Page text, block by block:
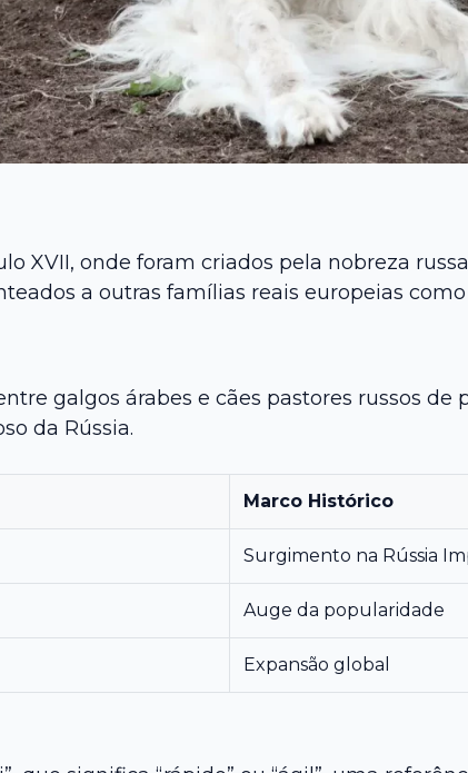
XVII, onde foram criados pela nobreza
a outras famílias reais europeias
galgos árabes e cães pastores russos
da Rússia.
Marco Histórico
Surgimento na Rússia
Auge da popularidade
Expansão global